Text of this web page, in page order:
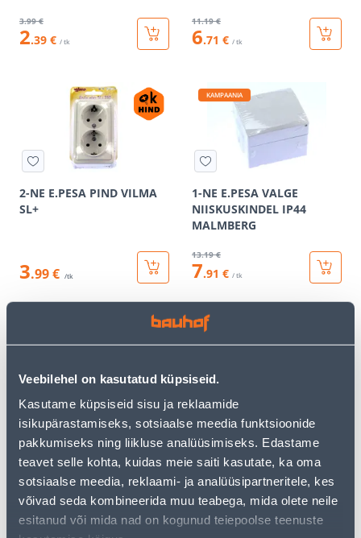
Veebilehel on kasutatud küpsiseid.
Kasutame küpsiseid sisu ja reklaamide
isikupärastamiseks, sotsiaalse meedia funktsioonide
pakkumiseks ning liikluse analüüsimiseks. Edastame
teavet selle kohta, kuidas meie saiti kasutate, ka oma
sotsiaalse meedia, reklaami- ja analüüsipartneritele, kes
võivad seda kombineerida muu teabega, mida olete neile
esitanud või mida nad on kogunud teiepoolse teenuste
3.99 €
2.39 € / tk
11.19 €
6.71 € / tk
2-NE E.PESA PIND VILMA
SL+
3.99 € /tk
KAMPAANIA
1-NE E.PESA VALGE
NIISKUSKINDEL IP44
MALMBERG
13.19 €
7.91 € / tk
RAAM 2-NE SÜV KREEM
ASFORA
1.03 €
PISTIKUPESA 2-NE M-GA
MUST RENOVA
12.47 €